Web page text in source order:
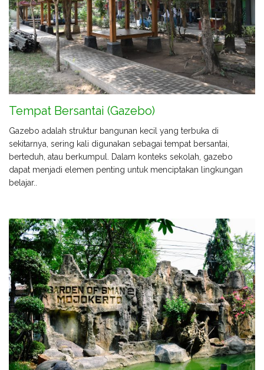
Tempat Bersantai (Gazebo)
Gazebo adalah struktur bangunan kecil yang terbuka di
sekitarnya, sering kali digunakan sebagai tempat bersantai,
berteduh, atau berkumpul. Dalam konteks sekolah, gazebo
dapat menjadi elemen penting untuk menciptakan lingkungan
belajar..